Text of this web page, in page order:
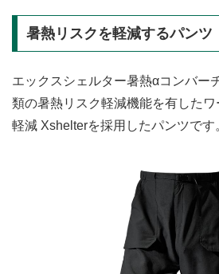
暑熱リスクを軽減するパンツ
エックスシェルター暑熱αコンバー
類の暑熱リスク軽減機能を有した
軽減 Xshelterを採用したパンツです